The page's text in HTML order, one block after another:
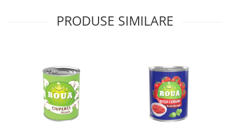
PRODUSE SIMILARE